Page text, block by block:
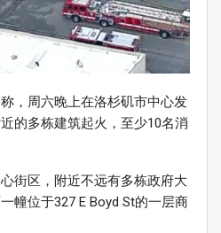
，周六晚上在洛杉矶市中心发
的多栋建筑起火，至少10名消
街区，附近不远有多栋政府大
幢位于327 E Boyd St的一层商